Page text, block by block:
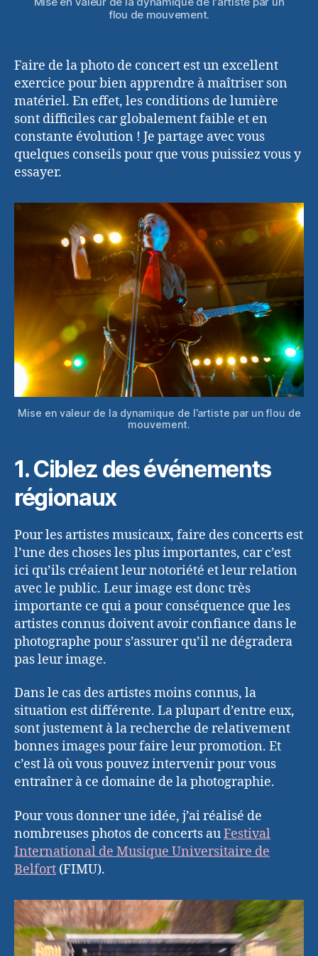
flou de mouvement.
Faire de la photo de concert est un excellent
exercice pour bien apprendre à maîtriser son
matériel. En effet, les conditions de lumière
sont difficiles car globalement faible et en
constante évolution ! Je partage avec vous
quelques conseils pour que vous puissiez vous y
essayer.
Mise en valeur de la dynamique de l’artiste par un flou de
mouvement.
1. Ciblez des événements
régionaux
Pour les artistes musicaux, faire des concerts est
l’une des choses les plus importantes, car c’est
ici qu’ils créaient leur notoriété et leur relation
avec le public. Leur image est donc très
importante ce qui a pour conséquence que les
artistes connus doivent avoir confiance dans le
photographe pour s’assurer qu’il ne dégradera
pas leur image.
Dans le cas des artistes moins connus, la
situation est différente. La plupart d’entre eux,
sont justement à la recherche de relativement
bonnes images pour faire leur promotion. Et
c’est là où vous pouvez intervenir pour vous
entraîner à ce domaine de la photographie.
Pour vous donner une idée, j’ai réalisé de
nombreuses photos de concerts auFestival
International de Musique Universitaire de
Belfort (FIMU).